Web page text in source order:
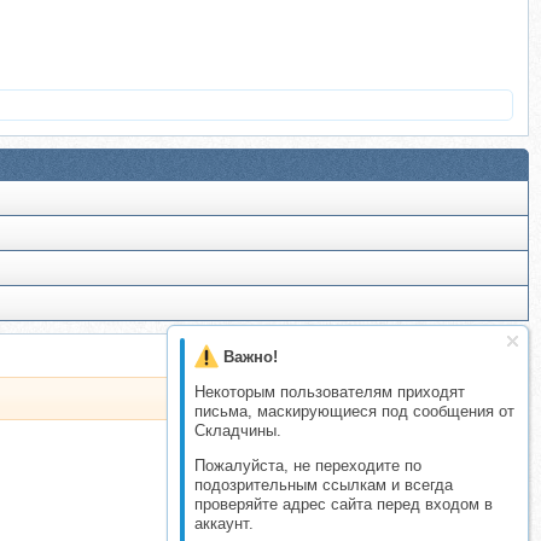
Важно!
Некоторым пользователям приходят
письма, маскирующиеся под сообщения от
Складчины.
Пожалуйста, не переходите по
подозрительным ссылкам и всегда
проверяйте адрес сайта перед входом в
аккаунт.